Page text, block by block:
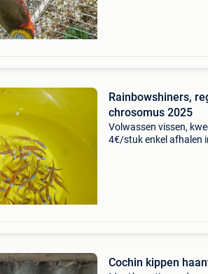
Rainbowshiners,
chrosomus 2025
Volwassen vissen,
4€/stuk enkel afhalen
Cochin kippen